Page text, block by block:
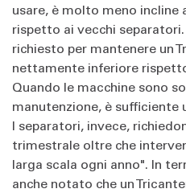
usare, è molto meno incline
rispetto ai vecchi
richiesto per mantenere un
nettamente inferiore
Quando le macchine sono
manutenzione, è sufficiente
I separatori, invece,
trimestrale oltre che
larga scala ogni anno". In
anche notato che un